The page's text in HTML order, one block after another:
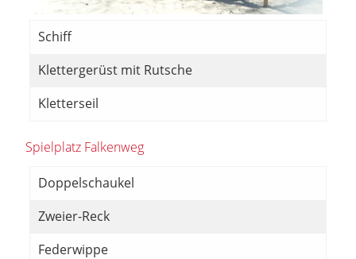
Schiff
Klettergerüst mit Rutsche
Kletterseil
Spielplatz Falkenweg
Doppelschaukel
Zweier-Reck
Federwippe